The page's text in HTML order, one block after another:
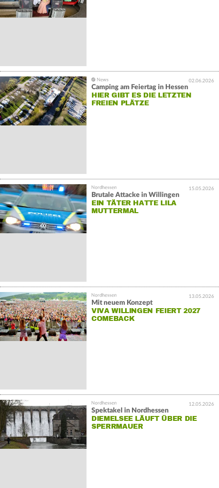
02.06.2026
Camping am Feiertag in Hessen
HIER GIBT ES DIE LETZTEN
FREIEN PLÄTZE
15.05.2026
Brutale Attacke in Willingen
EIN TÄTER HATTE LILA
MUTTERMAL
13.05.2026
Mit neuem Konzept
VIVA WILLINGEN FEIERT 2027
COMEBACK
12.05.2026
Spektakel in Nordhessen
DIEMELSEE LÄUFT ÜBER DIE
SPERRMAUER